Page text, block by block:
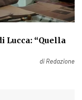
Lucca: “Quella
di Redazione